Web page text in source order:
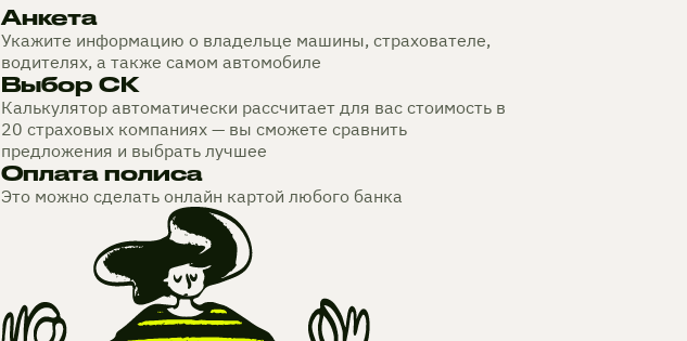
Анкета
Укажите информацию о владельце машины, страхователе,
водителях, а также самом автомобиле
Выбор СК
Калькулятор автоматически рассчитает для вас стоимость в
20 страховых компаниях — вы сможете сравнить
предложения и выбрать лучшее
Оплата полиса
Это можно сделать онлайн картой любого банка